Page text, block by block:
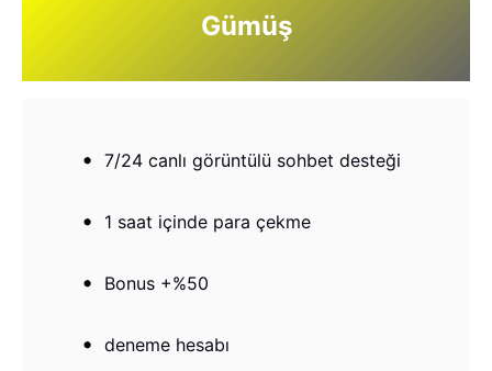
Gümüş
7/24 canlı görüntülü sohbet desteği
1 saat içinde para çekme
Bonus +%50
deneme hesabı